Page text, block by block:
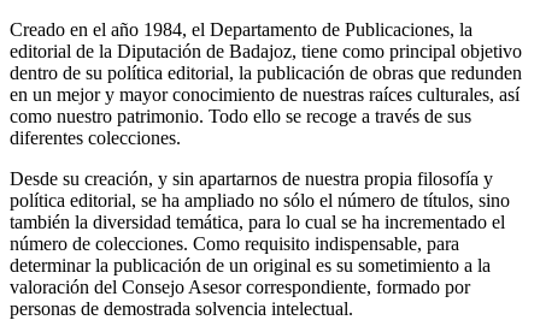
Creado en el año 1984, el Departamento de Publicaciones, la
editorial de la Diputación de Badajoz, tiene como principal objetivo
dentro de su política editorial, la publicación de obras que redunden
en un mejor y mayor conocimiento de nuestras raíces culturales, así
como nuestro patrimonio. Todo ello se recoge a través de sus
diferentes colecciones.
Desde su creación, y sin apartarnos de nuestra propia filosofía y
política editorial, se ha ampliado no sólo el número de títulos, sino
también la diversidad temática, para lo cual se ha incrementado el
número de colecciones. Como requisito indispensable, para
determinar la publicación de un original es su sometimiento a la
valoración del Consejo Asesor correspondiente, formado por
personas de demostrada solvencia intelectual.